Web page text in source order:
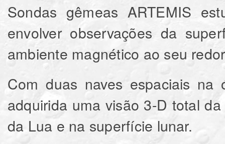
Sondas gêmeas ARTEMIS
envolver observações da
ambiente magnético ao seu
Com duas naves espaciais
adquirida uma visão 3-D total
da Lua e na superfície lunar.